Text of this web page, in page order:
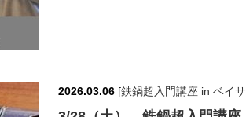
2026.03.06 [鉄鍋超入門講座 in ベイ